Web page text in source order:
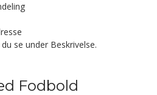
se under Beskrivelse.
Fodbold